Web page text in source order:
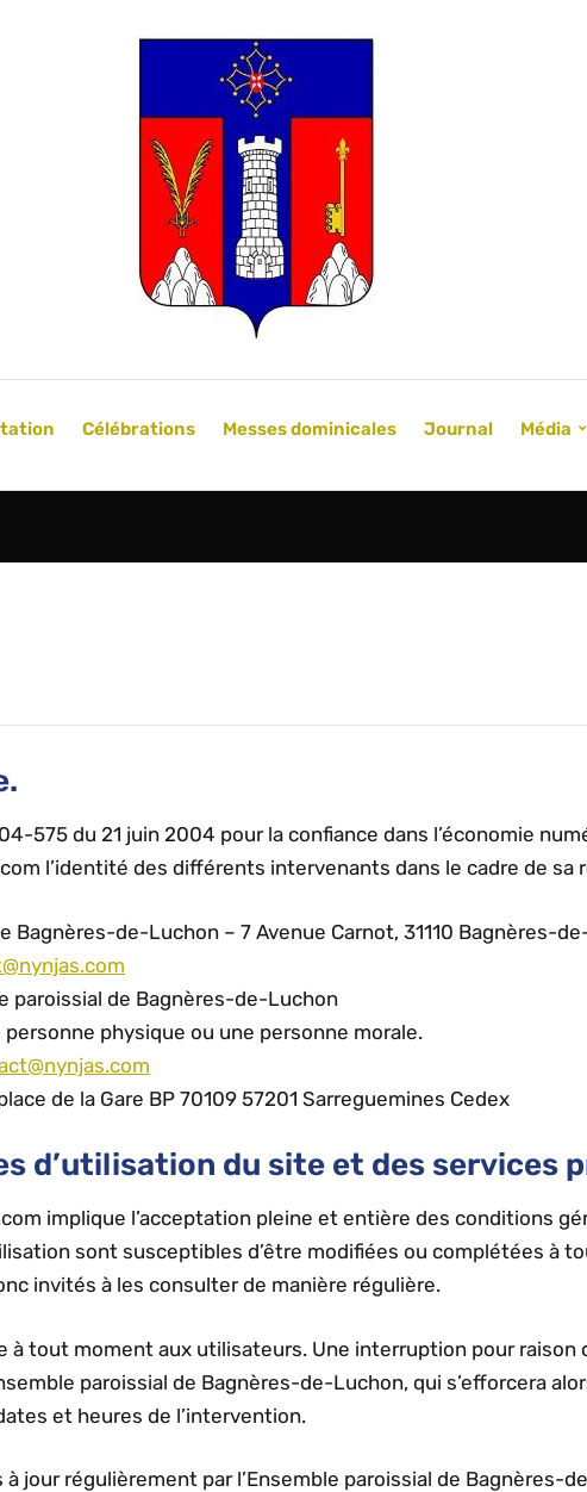
Célébrations Messes dominicales Journal Média
575 du 21 juin 2004 pour la confiance dans l’économie
l’identité des différents intervenants dans le cadre de sa
Bagnères-de-Luchon – 7 Avenue Carnot, 31110 Bagnères-
paroissial de Bagnères-de-Luchon
physique ou une personne morale.
de la Gare BP 70109 57201 Sarreguemines Cedex
d’utilisation du site et des services
implique l’acceptation pleine et entière des conditions
sont susceptibles d’être modifiées ou complétées à
invités à les consulter de manière régulière.
à tout moment aux utilisateurs. Une interruption pour raison
paroissial de Bagnères-de-Luchon, qui s’efforcera
et heures de l’intervention.
jour régulièrement par l’Ensemble paroissial de Bagnères-